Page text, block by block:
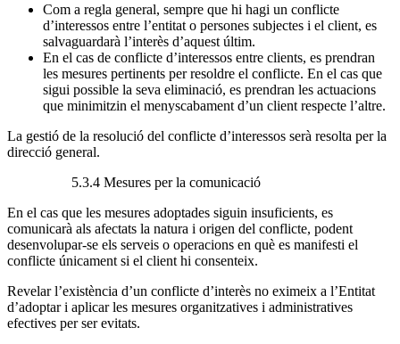
Com a regla general, sempre que hi hagi un conflicte
d’interessos entre l’entitat o persones subjectes i el client, es
salvaguardarà l’interès d’aquest últim.
En el cas de conflicte d’interessos entre clients, es prendran
les mesures pertinents per resoldre el conflicte. En el cas que
sigui possible la seva eliminació, es prendran les actuacions
que minimitzin el menyscabament d’un client respecte l’altre.
La gestió de la resolució del conflicte d’interessos serà resolta per la
direcció general.
5.3.4 Mesures per la comunicació
En el cas que les mesures adoptades siguin insuficients, es
comunicarà als afectats la natura i origen del conflicte, podent
desenvolupar-se els serveis o operacions en què es manifesti el
conflicte únicament si el client hi consenteix.
Revelar l’existència d’un conflicte d’interès no eximeix a l’Entitat
d’adoptar i aplicar les mesures organitzatives i administratives
efectives per ser evitats.